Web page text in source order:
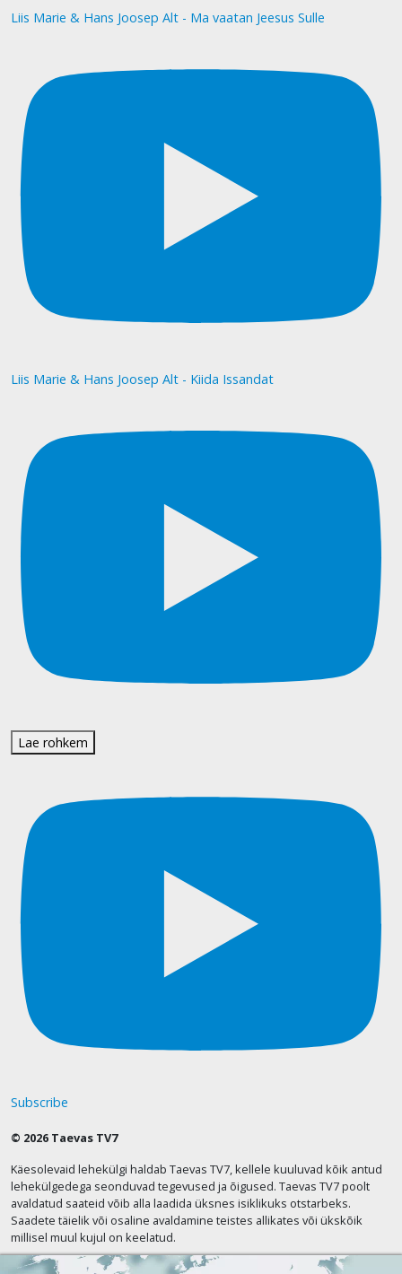
Liis Marie & Hans Joosep Alt - Ma vaatan Jeesus Sulle
Liis Marie & Hans Joosep Alt - Kiida Issandat
Lae rohkem
Subscribe
© 2026 Taevas TV7
Käesolevaid lehekülgi haldab Taevas TV7, kellele kuuluvad kõik antud
lehekülgedega seonduvad tegevused ja õigused. Taevas TV7 poolt
avaldatud saateid võib alla laadida üksnes isiklikuks otstarbeks.
Saadete täielik või osaline avaldamine teistes allikates või ükskõik
millisel muul kujul on keelatud.